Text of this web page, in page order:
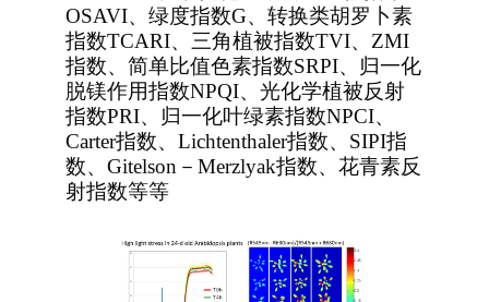
OSAVI、绿度指数G、转换类胡罗卜素
指数TCARI、三角植被指数TVI、ZMI
指数、简单比值色素指数SRPI、归一化
脱镁作用指数NPQI、光化学植被反射
指数PRI、归一化叶绿素指数NPCI、
Carter指数、Lichtenthaler指数、SIPI指
数、Gitelson－Merzlyak指数、花青素反
射指数等等